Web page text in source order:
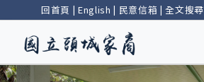
回首頁 | English | 民意信箱 |全文搜尋